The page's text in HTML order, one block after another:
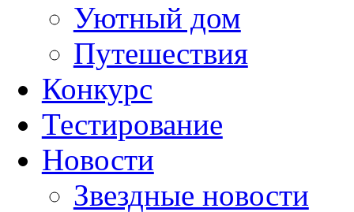
Уютный дом
Путешествия
Конкурс
Тестирование
Новости
Звездные новости